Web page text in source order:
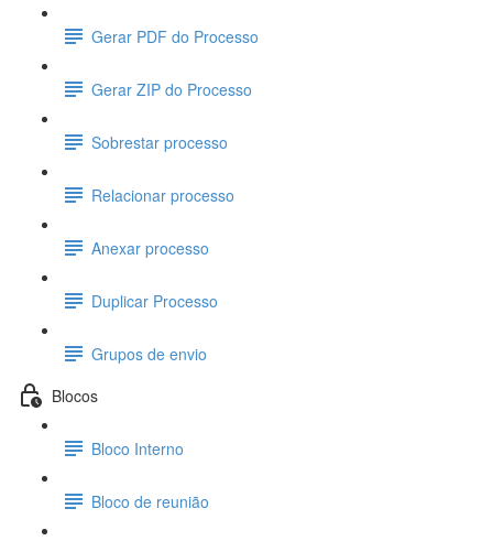
Gerar PDF do Processo
Gerar ZIP do Processo
Sobrestar processo
Relacionar processo
Anexar processo
Duplicar Processo
Grupos de envio
Blocos
Bloco Interno
Bloco de reunião